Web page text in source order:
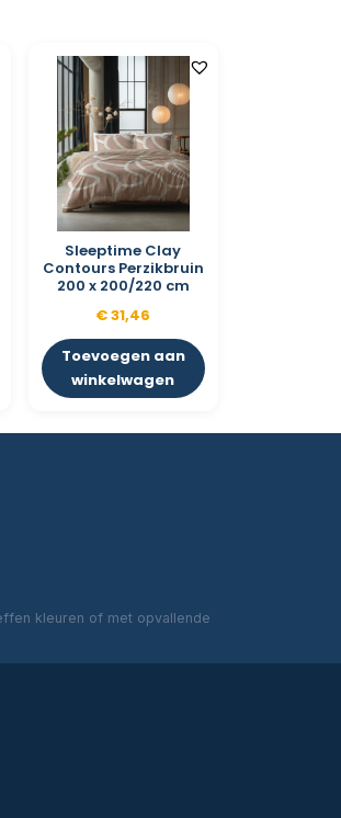
Sleeptime Clay
Contours Perzikbruin
200 x 200/220 cm
€31,46
Toevoegen aan
winkelwagen
kleuren of met opvallende